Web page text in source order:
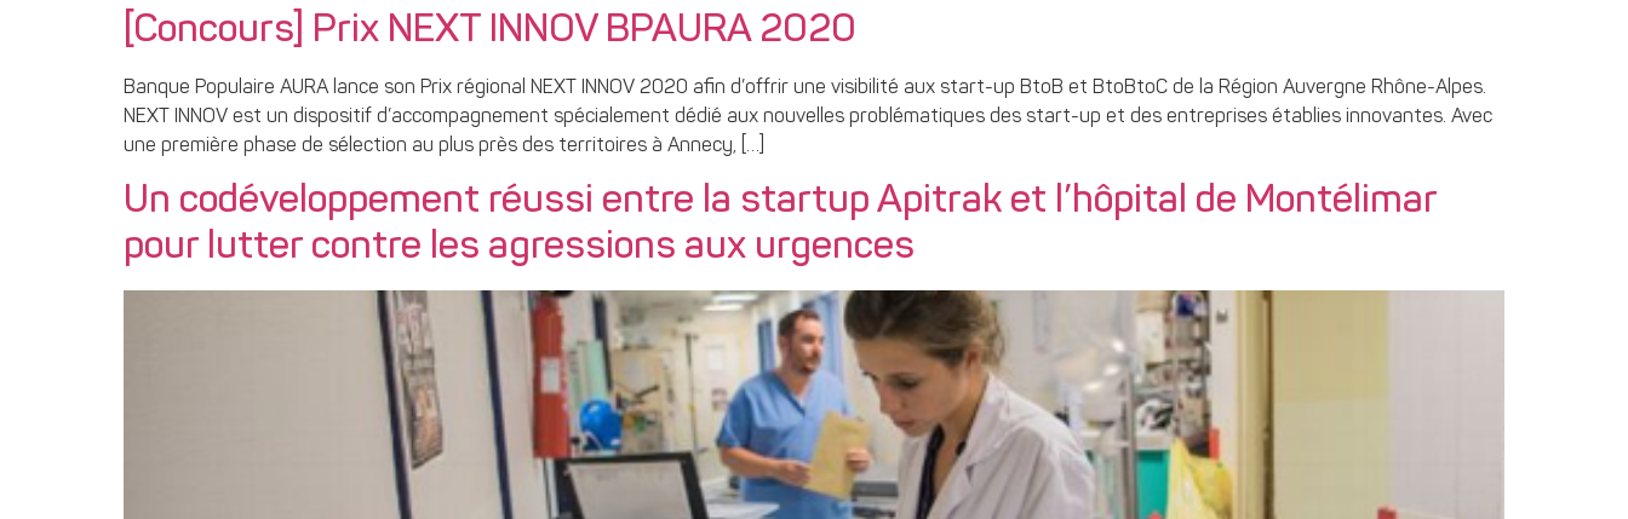
[Concours] Prix NEXT INNOV BPAURA 2020
Banque Populaire AURA lance son Prix régional NEXT INNOV 2020 afin d’offrir une visibilité aux start-up BtoB et BtoBtoC de la Région Auvergne Rhône-Alpes.
NEXT INNOV est un dispositif d’accompagnement spécialement dédié aux nouvelles problématiques des start-up et des entreprises établies innovantes. Avec
une première phase de sélection au plus près des territoires à Annecy, […]
Un codéveloppement réussi entre la startup Apitrak et l’hôpital de Montélimar
pour lutter contre les agressions aux urgences